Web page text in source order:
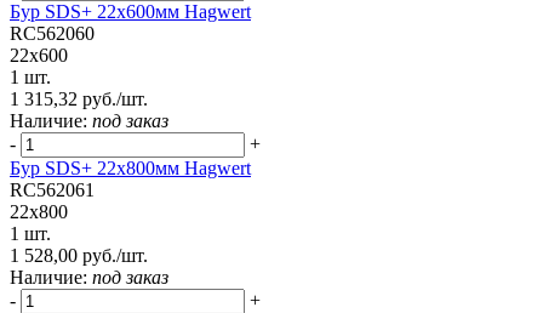
Бур SDS+ 22х600мм Hagwert
RC562060
22x600
1 шт.
1 315,32 руб./шт.
Наличие: под заказ
-
+
Бур SDS+ 22х800мм Hagwert
RC562061
22x800
1 шт.
1 528,00 руб./шт.
Наличие: под заказ
-
+